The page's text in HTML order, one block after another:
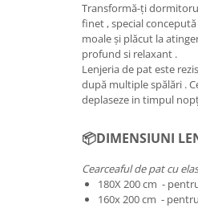
Transformă-ți
finet , special
moale și plăcut la
profund si relaxant .
Lenjeria de pat este
după multiple spălări .
deplaseze in timpul
📦DIMENSIUNI
Cearceaful de pat cu
180X 200 cm -
160x 200 cm -